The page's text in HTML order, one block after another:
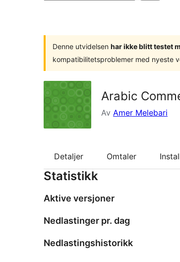
Denne utvidelsen har ikke blitt testet
kompatibilitetsproblemer med nyeste
Arabic
Av Amer Melebari
Detaljer Omtaler
Statistikk
Aktive versjoner
Nedlastinger pr. dag
Nedlastingshistorikk